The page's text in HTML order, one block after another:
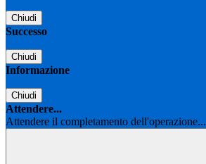
Chiudi
Successo
Chiudi
Informazione
Chiudi
Attendere...
Attendere il completamento dell'operazione...